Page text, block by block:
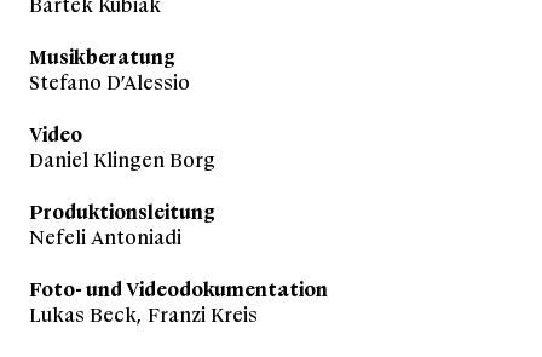
Bartek Kubiak
Musikberatung
Stefano D’Alessio
Video
Daniel Klingen Borg
Produktionsleitung
Nefeli Antoniadi
Foto- und Videodokumentation
Lukas Beck, Franzi Kreis